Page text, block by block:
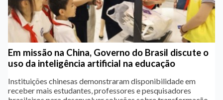
Em missão na China, Governo do Brasil discute o
uso da inteligência artificial na educação
Instituições chinesas demonstraram disponibilidade em
receber mais estudantes, professores e pesquisadores